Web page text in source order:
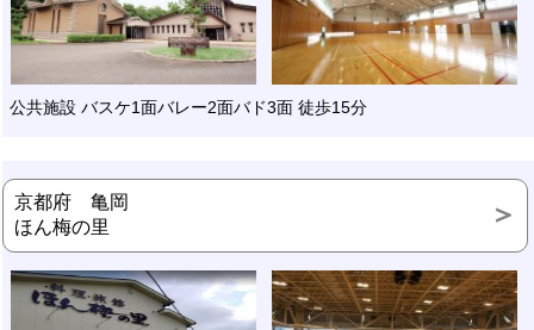
公共施設 バスケ1面バレー2面バド3面 徒歩15分
京都府 亀岡
ほん梅の里